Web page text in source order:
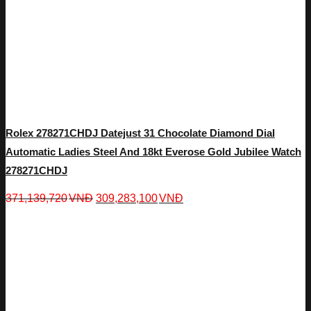
Rolex 278271CHDJ Datejust 31 Chocolate Diamond Dial
Automatic Ladies Steel And 18kt Everose Gold Jubilee Watch
278271CHDJ
371,139,720VNĐ 309,283,100VNĐ